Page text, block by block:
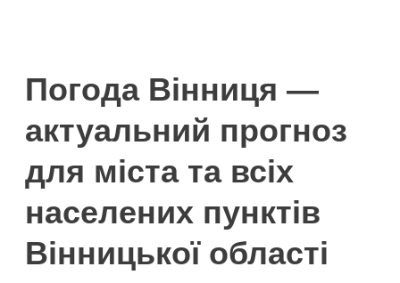
Погода Вінниця —
актуальний прогноз
для міста та всіх
населених пунктів
Вінницької області